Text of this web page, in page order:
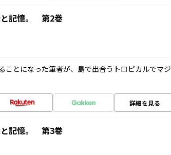
記憶。 第2巻
ことになった筆者が、島で出合うトロピカルでマジ
詳細を見る
記憶。 第3巻